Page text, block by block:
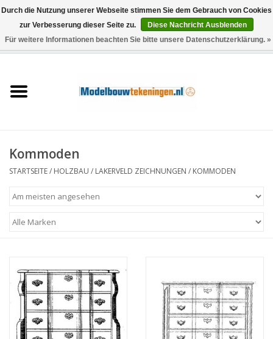
0 Artikel - €0,00
Schiffe
Holzbau
Landschaft
Zeitschriften
Neue Zeichnungen
Kommoden
STARTSEITE/ HOLZBAU / LAKERVELD ZEICHNUNGEN / KOMMODEN
Durch die Nutzung unserer Webseite stimmen Sie dem Gebrauch von Cookies
zur Verbesserung dieser Seite zu.
Diese Nachricht Ausblenden
Für weitere Informationen beachten Sie bitte unsere Datenschutzerklärung. »